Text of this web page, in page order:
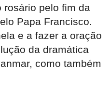
rosário pelo fim da
Papa Francisco.
e a fazer a oração
da dramática
como também